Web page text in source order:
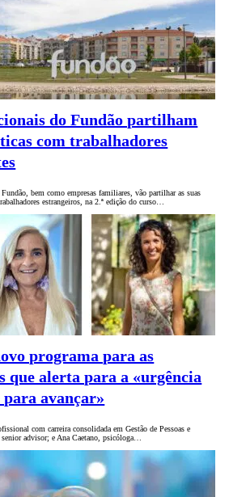
do Fundão partilham
com trabalhadores
bem como empresas familiares, vão partilhar as suas
estrangeiros, na 2.ª edição do curso…
programa para as
que alerta para a «urgência
avançar»
com carreira consolidada em Gestão de Pessoas e
senior advisor; e Ana Caetano, psicóloga…